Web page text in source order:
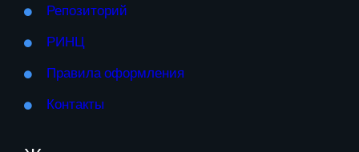
Репозиторий
РИНЦ
Правила оформления
Контакты